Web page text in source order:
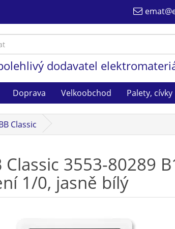
dodavatel
Doprava Velkoobchod Palety, cívky
Classic
Classic 3553-80289
1/0, jasně bílý